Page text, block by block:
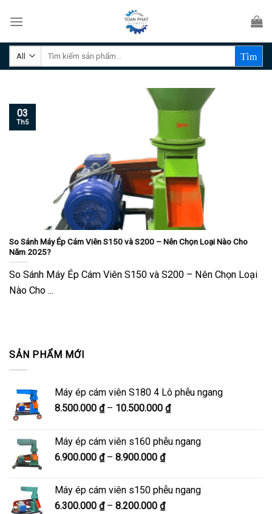
Tìm
SẢN PHẨM MỚI
Máy ép cám viên S180 4 Lô phễu ngang
8.500.000 ₫ – 10.500.000 ₫Khoảng
8.500.000 ₫
Máy ép cám viên s160 phễu ngang
6.900.000 ₫ – 8.900.000 ₫Khoảng
từ
6.900.000 ₫
đến
Máy ép cám viên s150 phễu ngang
6.300.000 ₫ – 8.200.000 ₫Khoảng
So Sánh Máy Ép Cám Viên S150 và S200 – Nên Chọn Loại Nào Cho
Năm 2025?
So Sánh Máy Ép Cám Viên S150 và S200 – Nên Chọn Loại
Nào Cho ...
03
Th5